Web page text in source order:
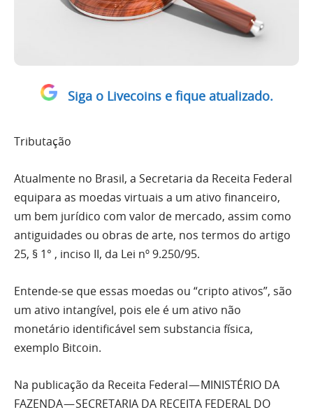
Siga o Livecoins e fique atualizado.
Tributação
Atualmente no Brasil, a Secretaria da Receita Federal
equipara as moedas virtuais a um ativo financeiro,
um bem jurídico com valor de mercado, assim como
antiguidades ou obras de arte, nos termos do artigo
25, § 1° , inciso II, da Lei nº 9.250/95.
Entende-se que essas moedas ou “cripto ativos”, são
um ativo intangível, pois ele é um ativo não
monetário identificável sem substancia física,
exemplo Bitcoin.
Na publicação da Receita Federal — MINISTÉRIO DA
FAZENDA — SECRETARIA DA RECEITA FEDERAL DO